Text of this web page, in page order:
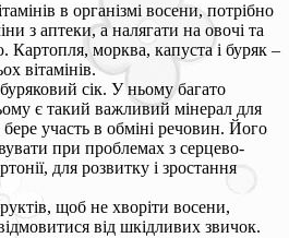
в організмі восени, потрібно
з аптеки, а налягати на овочі та
Картопля, морква, капуста і буряк –
вітамінів.
сік. У ньому багато
є такий важливий мінерал для
бере участь в обміні речовин. Його
при проблемах з серцево-
для розвитку і зростання
щоб не хворіти восени,
від шкідливих звичок.